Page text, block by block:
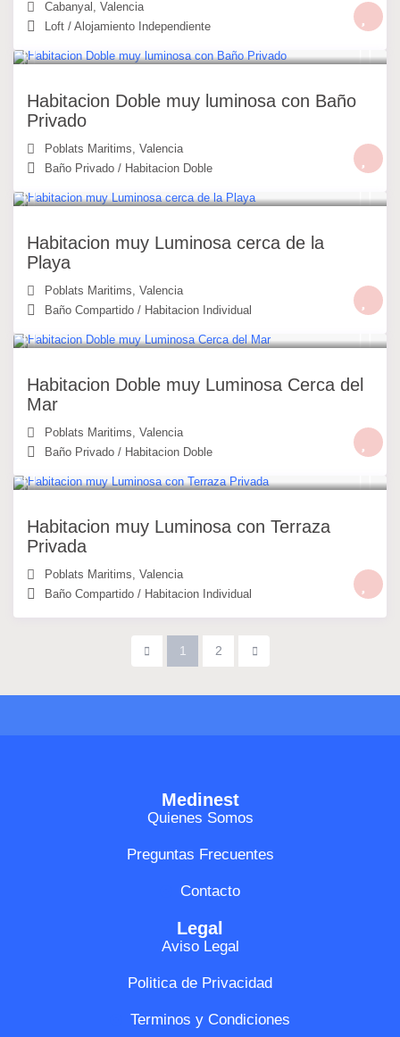
Cabanyal ,Valencia
Loft /Alojamiento Independiente
Habitacion Doble muy luminosa con Baño
Privado
Poblats Maritims,Valencia
Baño Privado / Habitacion Doble
Habitacion muy Luminosa cerca de la
Playa
Poblats Maritims,Valencia
Baño Compartido / Habitacion Individual
Habitacion Doble muy Luminosa Cerca del
Mar
Poblats Maritims,Valencia
Baño Privado / Habitacion Doble
Habitacion muy Luminosa con Terraza
Privada
Poblats Maritims,Valencia
Baño Compartido / Habitacion Individual
1 2
Medinest
Quienes Somos
Preguntas Frecuentes
Contacto
Legal
Aviso Legal
Politica de Privacidad
Terminos y Condiciones